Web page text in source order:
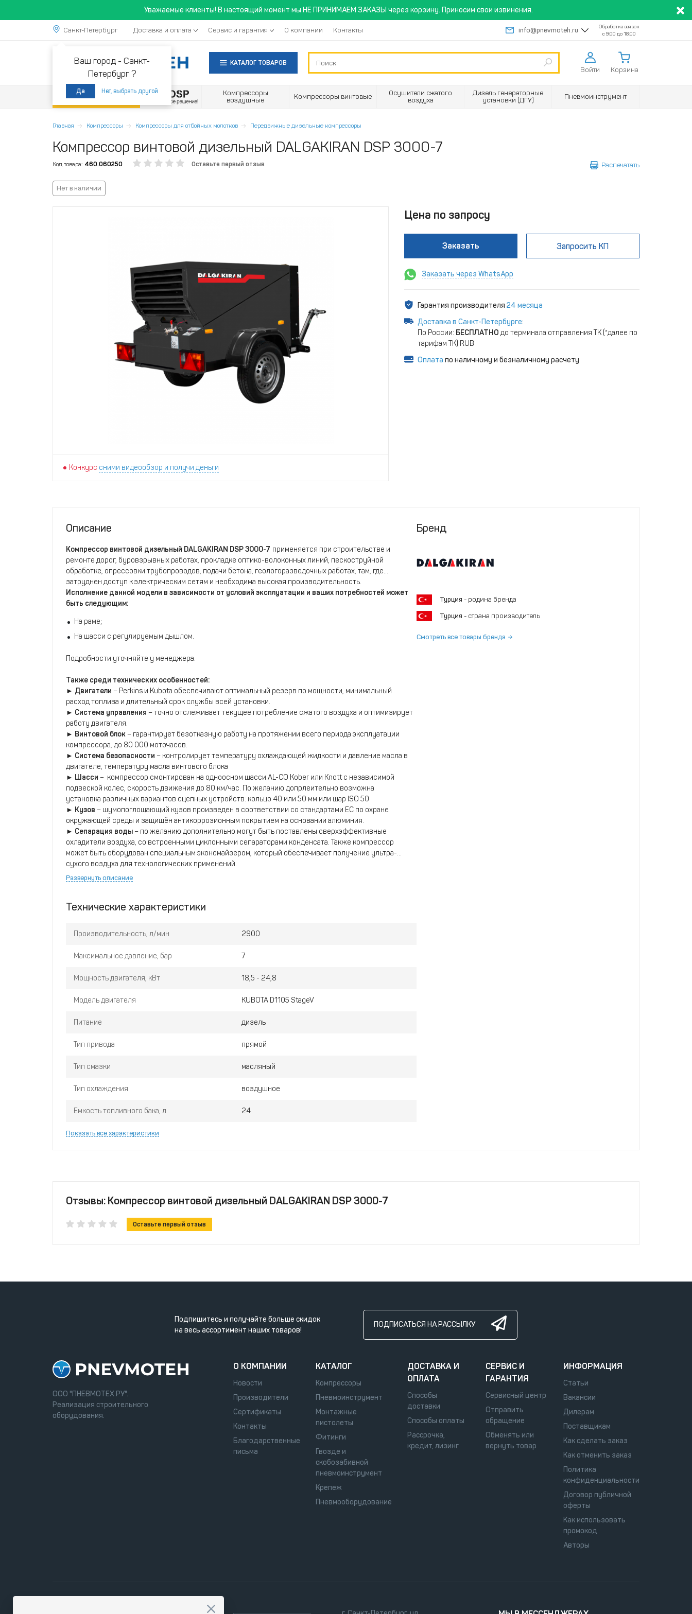
Уважаемые клиенты! В настоящий момент мы НЕ ПРИНИМАЕМ ЗАКАЗЫ через корзину. Приносим свои извинения.
Санкт-Петербург
Ваш город - Санкт-
Петербург ?
Да Нет, выбрать другой
Доставка и оплата Сервис и гарантия О компании Контакты info@pnevmoteh.ru
Обработка заявок
с 9:00 до 18:00
КАТАЛОГ ТОВАРОВ
Войти Корзина
Акции
Компрессоры
воздушные
Компрессоры винтовые
Осушители сжатого
воздуха
Дизель генераторные
установки (ДГУ)
Пневмоинструмент
Главная Компрессоры Компрессоры для отбойных молотков Передвижные дизельные компрессоры
Компрессор винтовой дизельный DALGAKIRAN DSP 3000-7
Код товара: 460.060250 Оставьте первый отзыв Распечатать
Нет в наличии
Конкурс сними видеообзор и получи деньги
Цена по запросу
Заказать Запросить КП
Заказать через WhatsApp
Гарантия производителя 24 месяца
Доставка в Санкт-Петербурге:
По России: БЕСПЛАТНО до терминала отправления ТК (*далее по
тарифам ТК) RUB
Оплата по наличному и безналичному расчету
Описание
Компрессор винтовой дизельный DALGAKIRAN DSP 3000-7 применяется при строительстве и
ремонте дорог, буровзрывных работах, прокладке оптико-волоконных линий, пескоструйной
обработке, опрессовки трубопроводов, подачи бетона, геологоразведочных работах, там, где
затруднен доступ к электрическим сетям и необходима высокая производительность.
Исполнение данной модели в зависимости от условий эксплуатации и ваших потребностей может
быть следующим:
На раме;
На шасси с регулируемым дышлом.
Подробности уточняйте у менеджера.
Также среди технических особенностей:
► Двигатели – Perkins и Kubota обеспечивают оптимальный резерв по мощности, минимальный
расход топлива и длительный срок службы всей установки.
► Cистема управления – точно отслеживает текущее потребление сжатого воздуха и оптимизирует
работу двигателя.
► Винтовой блок – гарантирует безотказную работу на протяжении всего периода эксплуатации
компрессора, до 80 000 моточасов.
► Система безопасности – контролирует температуру охлаждающей жидкости и давление масла в
двигателе, температуру масла винтового блока
► Шасси – компрессор смонтирован на одноосном шасси AL-CO Kober или Knott с независимой
подвеской колес, скорость движения до 80 км/час. По желанию допрлеительно возможна
установка различных вариантов сцепных устройств: кольцо 40 или 50 мм или шар ISO 50
► Кузов – шумопоглощающий кузов произведен в соответствии со стандартами ЕС по охране
окружающей среды и защищён антикоррозионным покрытием на основании алюминия.
► Сепарация воды – по желанию дополнительно могут быть поставлены сверхэффективные
охладители воздуха, со встроенными циклонными сепараторами конденсата. Также компрессор
может быть оборудован специальным экономайзером, который обеспечивает получение ультра-
сухого воздуха для технологических применений.
Развернуть описание
Технические характеристики
Производительность, л/мин 2900
Максимальное давление, бар 7
Мощность двигателя, кВт 18,5 - 24,8
Модель двигателя KUBOTA D1105 StageV
Питание дизель
Тип привода прямой
Тип смазки масляный
Тип охлаждения воздушное
Емкость топливного бака, л 24
Показать все характеристики
Бренд
Турция - родина бренда
Турция - страна производитель
Смотреть все товары бренда
Отзывы: Компрессор винтовой дизельный DALGAKIRAN DSP 3000-7
Оставьте первый отзыв
Подпишитесь и получайте больше скидок
на весь ассортимент наших товаров!
ПОДПИСАТЬСЯ НА РАССЫЛКУ
ООО "ПНЕВМОТЕХ.РУ".
Реализация строительного
оборудования.
О КОМПАНИИ
Новости
Производители
Сертификаты
Контакты
Благодарственные
письма
КАТАЛОГ
Компрессоры
Пневмоинструмент
Монтажные
пистолеты
Фитинги
Гвозде и
скобозабивной
пневмоинструмент
Крепеж
Пневмооборудование
ДОСТАВКА И
ОПЛАТА
Способы
доставки
Способы оплаты
Рассрочка,
кредит, лизинг
СЕРВИС И
ГАРАНТИЯ
Сервисный центр
Отправить
обращение
Обменять или
вернуть товар
ИНФОРМАЦИЯ
Статьи
Вакансии
Дилерам
Поставщикам
Как сделать заказ
Как отменить заказ
Политика
конфиденциальности
Договор публичной
оферты
Как использовать
промокод
Авторы